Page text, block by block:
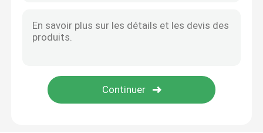
Sacs de transporteur de papier
Revêtement de papier d'emballage